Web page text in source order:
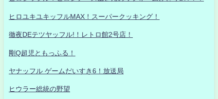
ヒロユキユキッフルMAX！スーパークッキング！
徹夜DEテツヤッフル!！レトロ館2号店！
剛Q超児ともっふる！
ヤナッフル ゲームだいすき6！放送局
ヒウラー総統の野望